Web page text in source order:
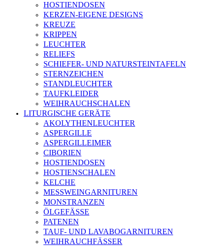
HOSTIENDOSEN
KERZEN-EIGENE DESIGNS
KREUZE
KRIPPEN
LEUCHTER
RELIEFS
SCHIEFER- UND NATURSTEINTAFELN
STERNZEICHEN
STANDLEUCHTER
TAUFKLEIDER
WEIHRAUCHSCHALEN
LITURGISCHE GERÄTE
AKOLYTHENLEUCHTER
ASPERGILLE
ASPERGILLEIMER
CIBORIEN
HOSTIENDOSEN
HOSTIENSCHALEN
KELCHE
MESSWEINGARNITUREN
MONSTRANZEN
ÖLGEFÄSSE
PATENEN
TAUF- UND LAVABOGARNITUREN
WEIHRAUCHFÄSSER